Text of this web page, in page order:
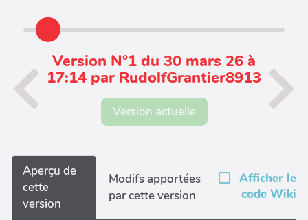
Version N°1 du 30 mars 26 à
17:14 par RudolfGrantier8913
Version actuelle
Aperçu de
cette
version
Modifs apportées
par cette version
Afficher le
code Wiki